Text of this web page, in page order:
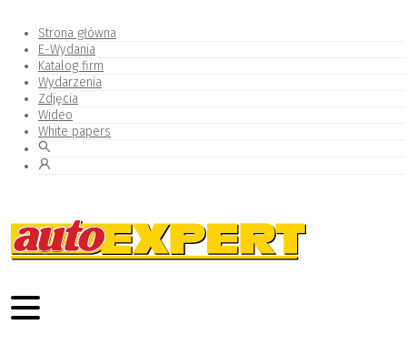
Strona główna
E-Wydania
Katalog firm
Wydarzenia
Zdjęcia
Wideo
White papers